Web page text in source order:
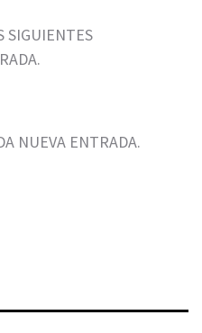
SIGUIENTES
NUEVA ENTRADA.